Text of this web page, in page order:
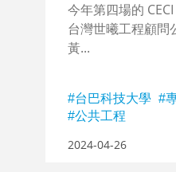
今年第四場的
台灣世曦工程顧問
黃...
台巴科技大學
公共工程
2024-04-26